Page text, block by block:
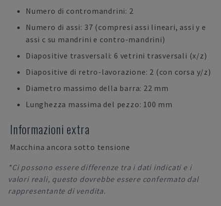
Numero di contromandrini: 2
Numero di assi: 37 (compresi assi lineari, assi y e
assi c su mandrini e contro-mandrini)
Diapositive trasversali: 6 vetrini trasversali (x/z)
Diapositive di retro-lavorazione: 2 (con corsa y/z)
Diametro massimo della barra: 22 mm
Lunghezza massima del pezzo: 100 mm
Informazioni extra
Macchina ancora sotto tensione
*Ci possono essere differenze tra i dati indicati e i
valori reali, questo dovrebbe essere confermato dal
rappresentante di vendita.